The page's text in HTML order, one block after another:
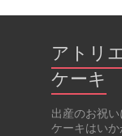
アトリ
ケーキ
出産のお祝
ケーキはいか